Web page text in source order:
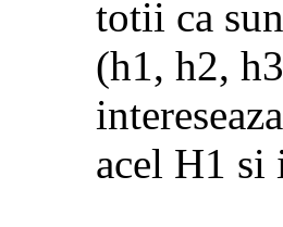
totii ca
(h1, h2,
acel H1 si